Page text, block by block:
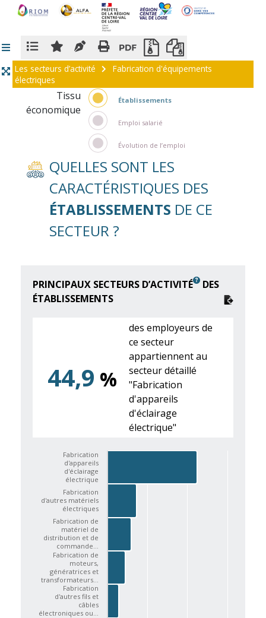
Les secteurs d’activité
Fabrication d'équipements
électriques
Tissu
économique
Établissements
Emploi salarié
Évolution de l’emploi
QUELLES SONT LES
CARACTÉRISTIQUES DES
ÉTABLISSEMENTS DE CE
SECTEUR ?
PRINCIPAUX SECTEURS D’ACTIVITÉ
DES
ÉTABLISSEMENTS
44,9 %
des employeurs de
ce secteur
appartiennent au
secteur détaillé
"Fabrication
d'appareils
d'éclairage
électrique"
Fabrication
d'appareils
d'éclairage
électrique
Fabrication
d'autres matériels
électriques
Fabrication de
matériel de
distribution et de
commande…
Fabrication de
moteurs,
génératrices et
transformateurs…
Fabrication
d'autres fils et
câbles
électroniques ou…
Panneau de gestion des cookies